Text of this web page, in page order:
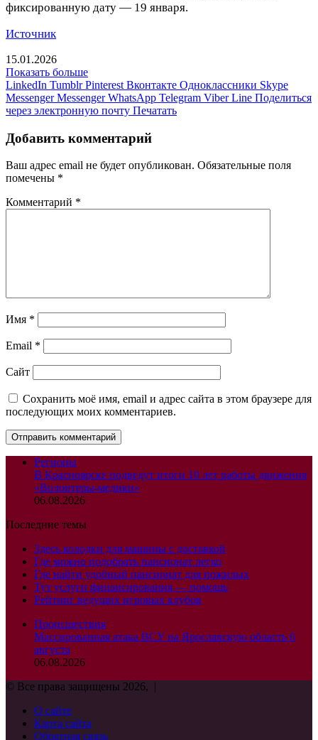
фиксированную дату — 19 января.
Источник
15.01.2026
Показать больше
LinkedIn Tumblr Pinterest Вконтакте Одноклассники Skype
Messenger Messenger WhatsApp Telegram Viber Line Поделиться
через электронную почту Печатать
Добавить комментарий
Ваш адрес email не будет опубликован. Обязательные поля
помечены *
Комментарий *
Имя *
Email *
Сайт
Сохранить моё имя, email и адрес сайта в этом браузере для
последующих моих комментариев.
Регионы
В Красноярске подведут итоги 10 лет работы движения
«Волонтеры-медики»
06.08.2026
Последние темы
Здесь колодки для машины с доставкой
Где можно подобрать пансионат легко
Где найти удобный пансионат для пожилых
Тут услуги финансирования — помощь
Рейтинг ведущих игровых клубов
Происшествия
Массированная атака ВСУ на Ярославскую область 6
августа
06.08.2026
© Все права защищены 2026, |
О сайте
Карта сайта
Обратная связь